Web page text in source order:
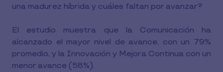
una madurez híbrida y cuáles faltan por avanzar?
El estudio muestra que la Comunicación ha
alcanzado el mayor nivel de avance, con un 79%
promedio, y la Innovación y Mejora Continua con un
menor avance (58%).